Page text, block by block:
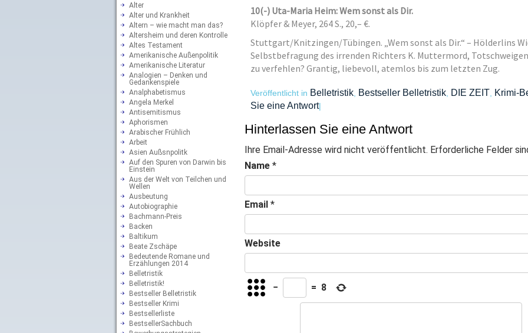
Alter
Alter und Krankheit
Altern – wie macht man das?
Altersheim und deren Kontrolle
Altes Testament
Amerikanische Außenpolitik
Amerikanische Literatur
Analogien – Denken und
Gedankenspiele
Analphabetismus
Angela Merkel
Antisemitismus
Aphorismen
Arabischer Frühlich
Arbeit
Asien Außsnpolitk
Auf den Spuren von Darwin bis
Einstein
Aus der Welt von Teilchen und
Wellen
Ausbeutung
Autobiographie
Bachmann-Preis
Backen
Baltikum
Beate Zschäpe
Bedeutende Romane und
Erzählungen 2014
Belletristik
Belletristik!
Bestseller Belletristik
Bestseller Krimi
Bestsellerliste
BestsellerSachbuch
10(-) Uta-Maria Heim: Wem sonst als Dir.
Klöpfer & Meyer, 264 S., 20,– €.
Stuttgart/Knitzingen/Tübingen. „Wem sonst als Dir.“ – Hölderlins
Selbstbefragung des irrenden Richters K. Muttermord,
zu verfehlen? Grantig, liebevoll, atemlos bis zum letzten Zug.
Veröffentlicht in Belletristik, Bestseller Belletristik, DIE ZEIT Krimi-
Sie eine Antwort|
Hinterlassen Sie eine Antwort
Ihre Email-Adresse wird nicht veröffentlicht. Erforderliche Felder
Name *
Email *
Website
− = 8